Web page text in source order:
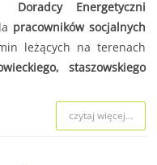
Doradcy Energetyczni
pracowników socjalnych
leżących na terenach
staszowskiego
czytaj więcej...